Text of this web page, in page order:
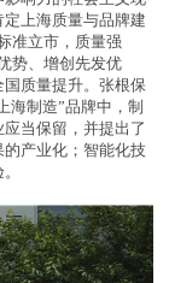
上海质量与品牌建
准立市，质量强
势、增创先发优
质量提升。张根保
海制造”品牌中，制
当保留，并提出了
产业化；智能化技